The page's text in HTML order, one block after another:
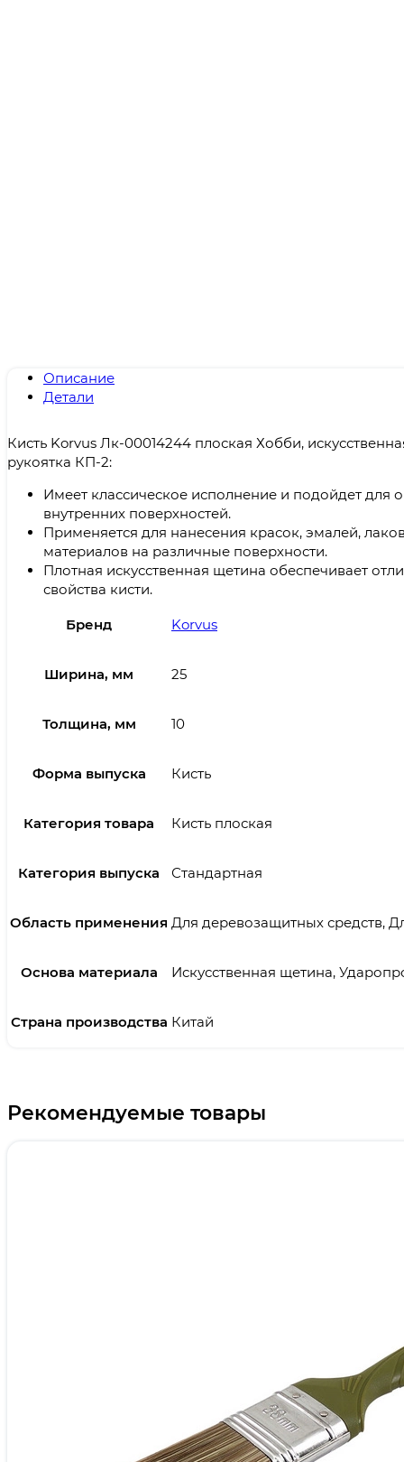
Описание
Детали
Кисть Korvus Лк-00014244 плоская Хобби,
рукоятка КП-2:
Имеет классическое исполнение и подойдет
внутренних поверхностей.
Применяется для нанесения красок, эмалей,
материалов на различные поверхности.
Плотная искусственная щетина обеспечивает
свойства кисти.
Бренд Korvus
Ширина, мм 25
Толщина, мм 10
Форма выпуска Кисть
Категория товара Кисть плоская
Категория выпуска Стандартная
Область применения Для деревозащитных средств,
Основа материала Искусственная щетина,
Страна производства Китай
Рекомендуемые товары